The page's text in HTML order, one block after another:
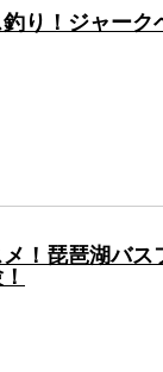
り！ジャーク
！琵琶湖バス